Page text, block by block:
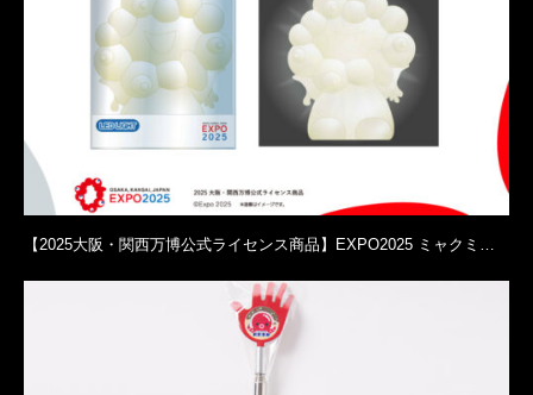
【2025大阪・関西万博公式ライセンス商品】EXPO2025 ミャクミ…